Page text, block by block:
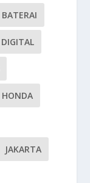
BATERAI
DIGITAL
HONDA
JAKARTA